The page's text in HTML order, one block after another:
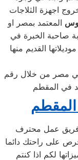
اجهزة الثلاجات
المعتمد بمصر او
صاحبة الخبرة في
القديم منها
مصر من خلال رقم
فريق عمل محترف
على راحتك دائما
لكم اذا كنتم